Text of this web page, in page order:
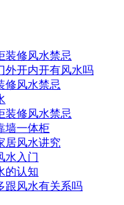
装修风水禁忌
外开内开有风水吗
修风水禁忌
装修风水禁忌
墙一体柜
居风水讲究
水入门
的认知
跟风水有关系吗